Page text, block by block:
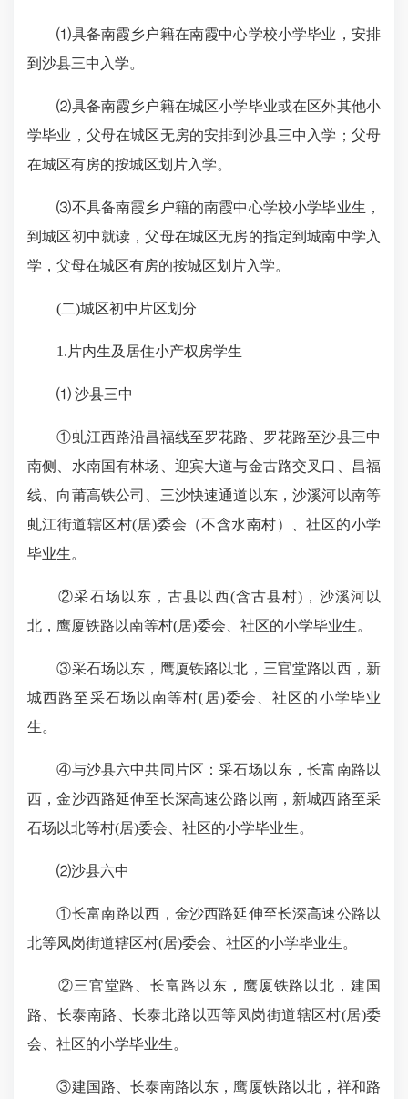
⑴具备南霞乡户籍在南霞中心学校小学毕业，安排
到沙县三中入学。
⑵具备南霞乡户籍在城区小学毕业或在区外其他小
学毕业，父母在城区无房的安排到沙县三中入学；父母
在城区有房的按城区划片入学。
⑶不具备南霞乡户籍的南霞中心学校小学毕业生，
到城区初中就读，父母在城区无房的指定到城南中学入
学，父母在城区有房的按城区划片入学。
(二)城区初中片区划分
1.片内生及居住小产权房学生
⑴ 沙县三中
①虬江西路沿昌福线至罗花路、罗花路至沙县三中
南侧、水南国有林场、迎宾大道与金古路交叉口、昌福
线、向莆高铁公司、三沙快速通道以东，沙溪河以南等
虬江街道辖区村(居)委会（不含水南村）、社区的小学
毕业生。
②采石场以东，古县以西(含古县村)，沙溪河以
北，鹰厦铁路以南等村(居)委会、社区的小学毕业生。
③采石场以东，鹰厦铁路以北，三官堂路以西，新
城西路至采石场以南等村(居)委会、社区的小学毕业
生。
④与沙县六中共同片区：采石场以东，长富南路以
西，金沙西路延伸至长深高速公路以南，新城西路至采
石场以北等村(居)委会、社区的小学毕业生。
⑵沙县六中
①长富南路以西，金沙西路延伸至长深高速公路以
北等凤岗街道辖区村(居)委会、社区的小学毕业生。
②三官堂路、长富路以东，鹰厦铁路以北，建国
路、长泰南路、长泰北路以西等凤岗街道辖区村(居)委
会、社区的小学毕业生。
③建国路、长泰南路以东，鹰厦铁路以北，祥和路